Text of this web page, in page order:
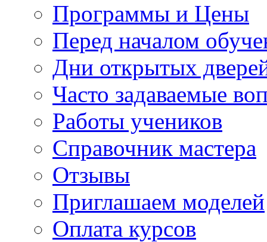
Программы и Цены
Перед началом
Дни открытых
Часто задаваемые
Работы учеников
Справочник мастера
Отзывы
Приглашаем моделей
Оплата курсов